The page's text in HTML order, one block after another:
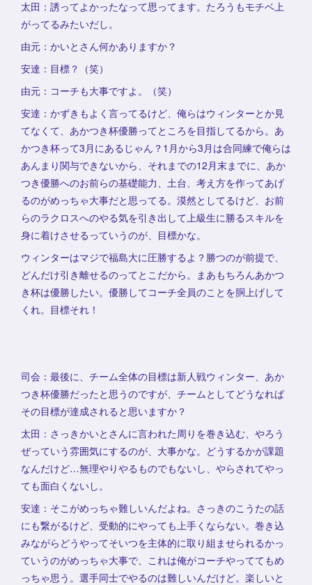
太田：誘ってよかったなって思ってます。たろうもモチベ上
がってるみたいだし。
由元：かいとさん何かありますか？
安達：目標？（笑）
由元：コーチも大事ですよ。（笑）
安達：かずきもよく言ってるけど、俺らはウィンターとか見
てなくて、あかつき杯優勝ってところを目指してるから。あ
かつき杯って3月にあるじゃん？1月から3月は合同練で俺らは
あんまり関与できないから、それまでの12月末までに、あか
つき優勝へのお前らの基礎能力、土台、考え方を作ってあげ
るのがめっちゃ大事だと思ってる。漠然としてるけど、お前
らのラクロスへのやる気を引き出して上級生に勝るスキルを
身に着けさせるっていうのが、目標かな。
ウィンターはマジで福島大に圧勝するよ？勝つのが前提で、
どんだけ引き離せるのってとこだから。まあもちろんあかつ
き杯は優勝したい。優勝してコーチ全員のことを胴上げして
くれ。目標それ！
司会：最後に、チーム全体の目標は新人戦ウィンター、あか
つき杯優勝だったと思うのですが、チームとしてどうなれば
その目標が達成されると思いますか？
太田：さっきかいとさんに言われた周りを巻き込む、やろう
ぜっていう雰囲気にするのが、大事かな。どうするかが課題
なんだけど…無理やりやるものでもないし、やらされてやっ
ても面白くないし。
安達：そこがめっちゃ難しいんだよね。さっきのこうたの話
にも繋がるけど、受動的にやっても上手くならない。巻き込
みながらどうやってそいつを主体的に取り組ませられるかっ
ていうのがめっちゃ大事で、これは俺がコーチやっててもめ
っちゃ思う。選手同士でやるのは難しいんだけど。楽しいと